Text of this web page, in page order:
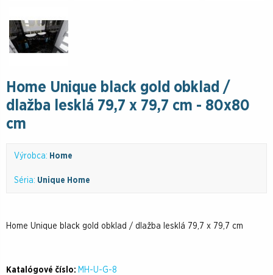
Home Unique black gold obklad /
dlažba lesklá 79,7 x 79,7 cm - 80x80
cm
Výrobca: Home
Séria: Unique Home
Home Unique black gold obklad / dlažba lesklá 79,7 x 79,7 cm
Katalógové číslo: MH-U-G-8